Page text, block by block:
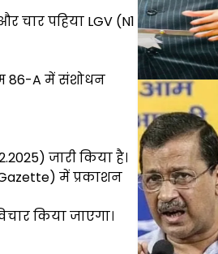
पहिया LGV (N1
86-A में संशोधन
जारी किया है।
में प्रकाशन
किया जाएगा।